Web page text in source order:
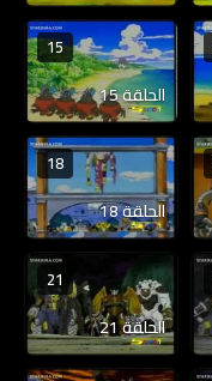
15
الحلقة 15
18
الحلقة 18
21
الحلقة 21